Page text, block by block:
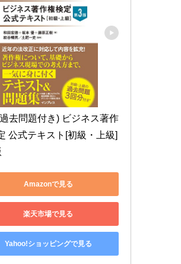
去問題付き) ビジネス著作
公式テキスト[初級・上級]
Amazonで見る
楽天市場で見る
Yahoo!ショッピングで見る